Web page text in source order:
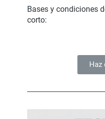
Bases y condiciones
corto:
Haz